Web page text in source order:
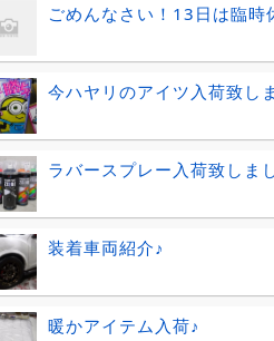
ごめんなさい！13日は臨時
今ハヤリのアイツ入荷致し
ラバースプレー入荷致しま
装着車両紹介♪
暖かアイテム入荷♪